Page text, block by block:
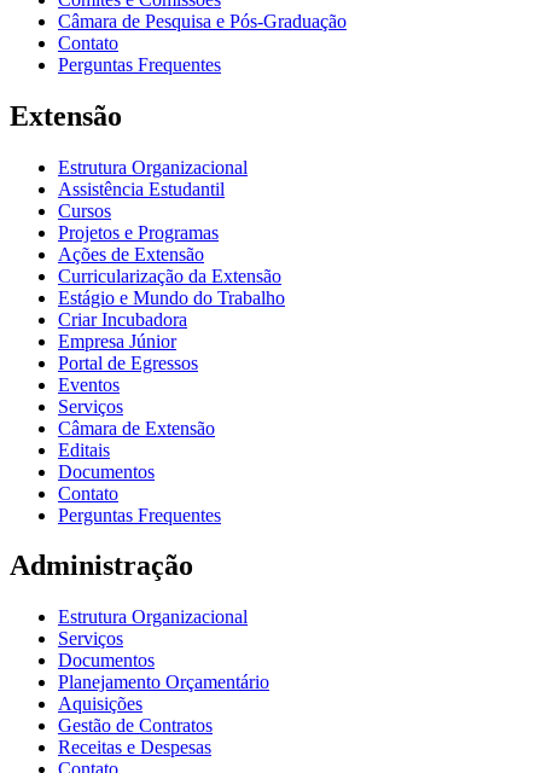
Câmara de Pesquisa e Pós-Graduação
Contato
Perguntas Frequentes
Extensão
Estrutura Organizacional
Assistência Estudantil
Cursos
Projetos e Programas
Ações de Extensão
Curricularização da Extensão
Estágio e Mundo do Trabalho
Criar Incubadora
Empresa Júnior
Portal de Egressos
Eventos
Serviços
Câmara de Extensão
Editais
Documentos
Contato
Perguntas Frequentes
Administração
Estrutura Organizacional
Serviços
Documentos
Planejamento Orçamentário
Aquisições
Gestão de Contratos
Receitas e Despesas